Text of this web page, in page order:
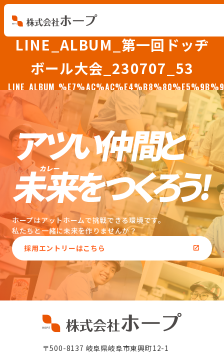
会社を知る
人を知る
環境を知る
お知らせ
ホープブログ
LINE_ALBUM_第一回ドッヂ
ボール大会_230707_53
ホープはアットホームで挑戦できる環境です。
私たちと一緒に未来を作りませんか？
採用エントリーはこちら
〒500-8137 岐阜県岐阜市東興町12-1